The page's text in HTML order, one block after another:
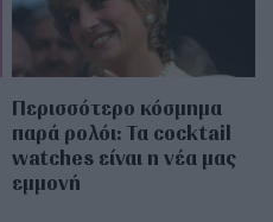
Περισσότερο κόσμημα
παρά ρολόι: Τα cocktail
watches είναι η νέα μας
εμμονή